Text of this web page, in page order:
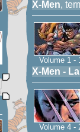
X-Men,
Volume 1 -
X-Men -
Volume 4 -